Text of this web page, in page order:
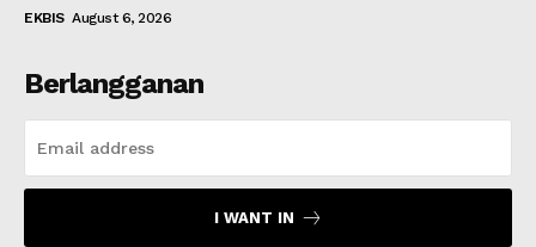
EKBIS August 6, 2026
Berlangganan
I WANT IN